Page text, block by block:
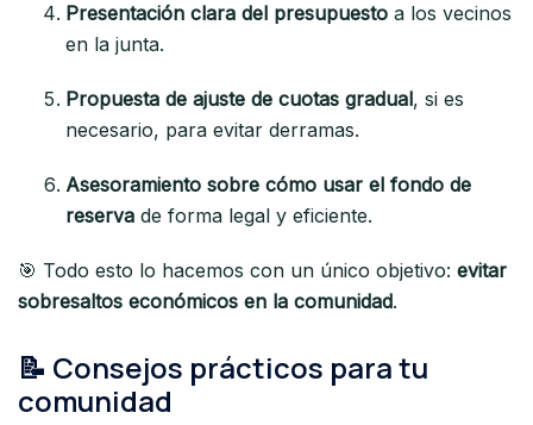
Presentación clara del presupuesto a los vecinos
en la junta.
Propuesta de ajuste de cuotas gradual, si es
necesario, para evitar derramas.
Asesoramiento sobre cómo usar el fondo de
reserva de forma legal y eficiente.
🎯 Todo esto lo hacemos con un único objetivo: evitar
sobresaltos económicos en la comunidad.
📝 Consejos prácticos para tu
comunidad